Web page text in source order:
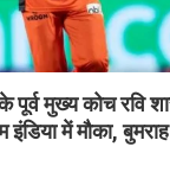
मुख्य कोच रवि
इंडिया में मौका,